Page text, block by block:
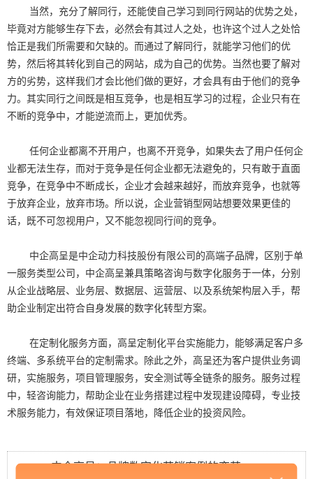
当然，充分了解同行，还能使自己学习到同行网站的优势之处，
毕竟对方能够生存下去，必然会有其过人之处，也许这个过人之处恰
恰正是我们所需要和欠缺的。而通过了解同行，就能学习他们的优
势，然后将其转化到自己的网站，成为自己的优势。当然也要了解对
方的劣势，这样我们才会比他们做的更好，才会具有由于他们的竞争
力。其实同行之间既是相互竞争，也是相互学习的过程，企业只有在
不断的竞争中，才能逆流而上，更加优秀。
任何企业都离不开用户，也离不开竞争，如果失去了用户任何企
业都无法生存，而对于竞争是任何企业都无法避免的，只有敢于直面
竞争，在竞争中不断成长，企业才会越来越好，而放弃竞争，也就等
于放弃企业，放弃市场。所以说，企业营销型网站想要效果更佳的
话，既不可忽视用户，又不能忽视同行间的竞争。
中企高呈是中企动力科技股份有限公司的高端子品牌，区别于单
一服务类型公司，中企高呈兼具策略咨询与数字化服务于一体，分别
从企业战略层、业务层、数据层、运营层、以及系统架构层入手，帮
助企业制定出符合自身发展的数字化转型方案。
在定制化服务方面，高呈定制化平台实施能力，能够满足客户多
终端、多系统平台的定制需求。除此之外，高呈还为客户提供业务调
研，实施服务，项目管理服务，安全测试等全链条的服务。服务过程
中，轻咨询能力，帮助企业在业务搭建过程中发现建设障碍，专业技
术服务能力，有效保证项目落地，降低企业的投资风险。
中企高呈：品牌数字化营销案例的变革